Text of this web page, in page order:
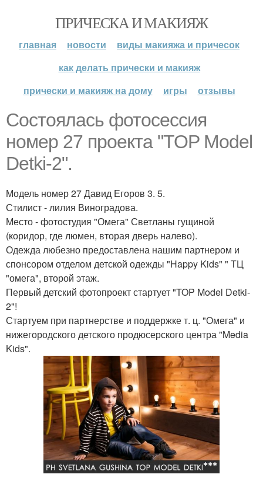
ПРИЧЕСКА И МАКИЯЖ
главная новости
виды макияжа и причесок
как делать прически и макияж
прически и макияж на дому
игры отзывы
Состоялась фотосессия
номер 27 проекта "TOP Model
Detki-2".
Модель номер 27 Давид Егоров 3. 5.
Стилист - лилия Виноградова.
Место - фотостудия "Омега" Светланы гущиной
(коридор, где люмен, вторая дверь налево).
Одежда любезно предоставлена нашим партнером и
спонсором отделом детской одежды "Happy Kids" " ТЦ
"омега", второй этаж.
Первый детский фотопроект стартует "TOP Model Detki-
2"!
Стартуем при партнерстве и поддержке т. ц. "Омега" и
нижегородского детского продюсерского центра "Media
Kids".